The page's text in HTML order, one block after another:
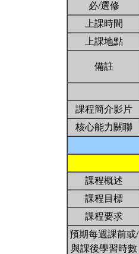
必/選修
上課時間
上課地點
備註
課程簡介影片
核心能力關聯
課程概述
課程目標
課程要求
預期每週課前或/
與課後學習時數